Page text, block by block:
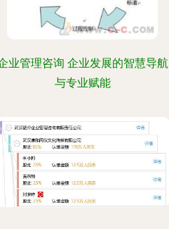
业管理咨询 企业发展的智慧导航
与专业赋能